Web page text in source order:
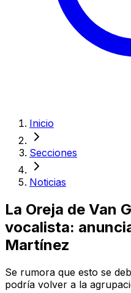
Inicio
Secciones
Noticias
La Oreja de Van
vocalista:
Martínez
Se rumora que esto se
podría volver a la